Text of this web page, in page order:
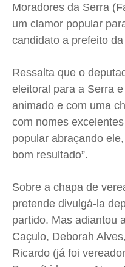
Moradores da Serra
um clamor popular
candidato a prefeito da
Ressalta que o
eleitoral para a Serra
animado e com uma
com nomes
popular abraçando
bom resultado”.
Sobre a chapa de
pretende divulgá-la
partido. Mas adiantou
Caçulo, Deborah
Ricardo (já foi